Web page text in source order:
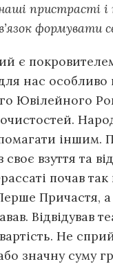
пристрасті і
формувати
є
нас особливо
Ювілейного
іншим.
взуття та
почав
Причастя, а
Відвідував
Не
значну суму